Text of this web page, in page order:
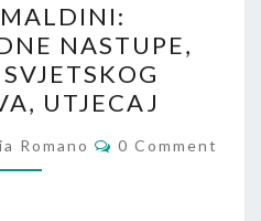
MALDINI:
MEĐUNARODNE
NASTUPE,
POVIJEST
SVJETSKOG
PRVENSTVA,
NASTUPE,
UTJECAJ
Romano Comments
0 Comment